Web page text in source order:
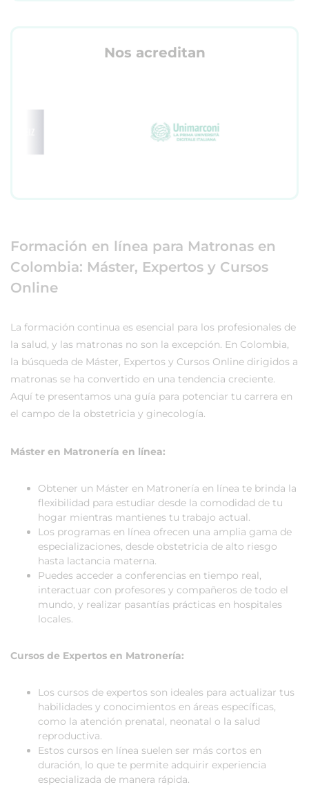
Nos acreditan
Formación en línea para Matronas en
Colombia: Máster, Expertos y Cursos
Online
La formación continua es esencial para los profesionales de
la salud, y las matronas no son la excepción. En Colombia,
la búsqueda de Máster, Expertos y Cursos Online dirigidos a
matronas se ha convertido en una tendencia creciente.
Aquí te presentamos una guía para potenciar tu carrera en
el campo de la obstetricia y ginecología.
Máster en Matronería en línea:
Obtener un Máster en Matronería en línea te brinda la
flexibilidad para estudiar desde la comodidad de tu
hogar mientras mantienes tu trabajo actual.
Los programas en línea ofrecen una amplia gama de
especializaciones, desde obstetricia de alto riesgo
hasta lactancia materna.
Puedes acceder a conferencias en tiempo real,
interactuar con profesores y compañeros de todo el
mundo, y realizar pasantías prácticas en hospitales
locales.
Cursos de Expertos en Matronería:
Los cursos de expertos son ideales para actualizar tus
habilidades y conocimientos en áreas específicas,
como la atención prenatal, neonatal o la salud
reproductiva.
Estos cursos en línea suelen ser más cortos en
duración, lo que te permite adquirir experiencia
especializada de manera rápida.